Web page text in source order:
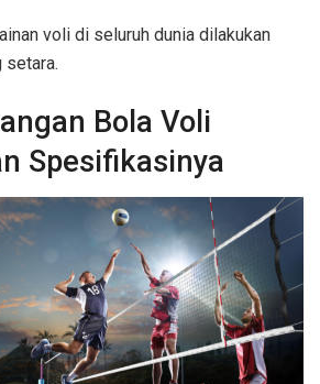
voli di seluruh dunia dilakukan
setara.
Bola Voli
Spesifikasinya